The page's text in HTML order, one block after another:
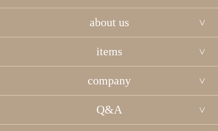
about us
items
company
Q&A